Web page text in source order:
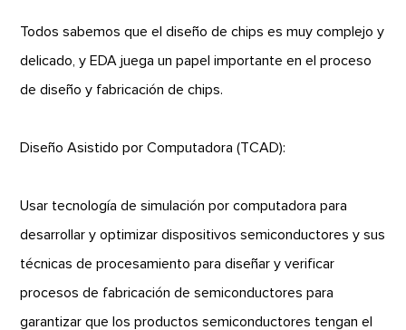
Todos sabemos que el diseño de chips es muy complejo y
delicado, y EDA juega un papel importante en el proceso
de diseño y fabricación de chips.
Diseño Asistido por Computadora (TCAD):
Usar tecnología de simulación por computadora para
desarrollar y optimizar dispositivos semiconductores y sus
técnicas de procesamiento para diseñar y verificar
procesos de fabricación de semiconductores para
garantizar que los productos semiconductores tengan el